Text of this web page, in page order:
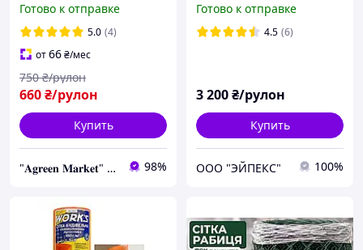
Фасадная армированная
сетка
Готово к отправке
5.0 (4)
от66₴/мес
660₴/рулон
750 ₴/рулон
Купить
"𝐀𝐠𝐫𝐞𝐞𝐧 𝐌𝐚𝐫𝐤𝐞𝐭" – Выращивайте мечту, а мы позаботимся обо всем остальном! 98%
Готово к отправке
4.5 (6)
3 200₴/рулон
Купить
ООО "ЭЙПЕКС" 100%